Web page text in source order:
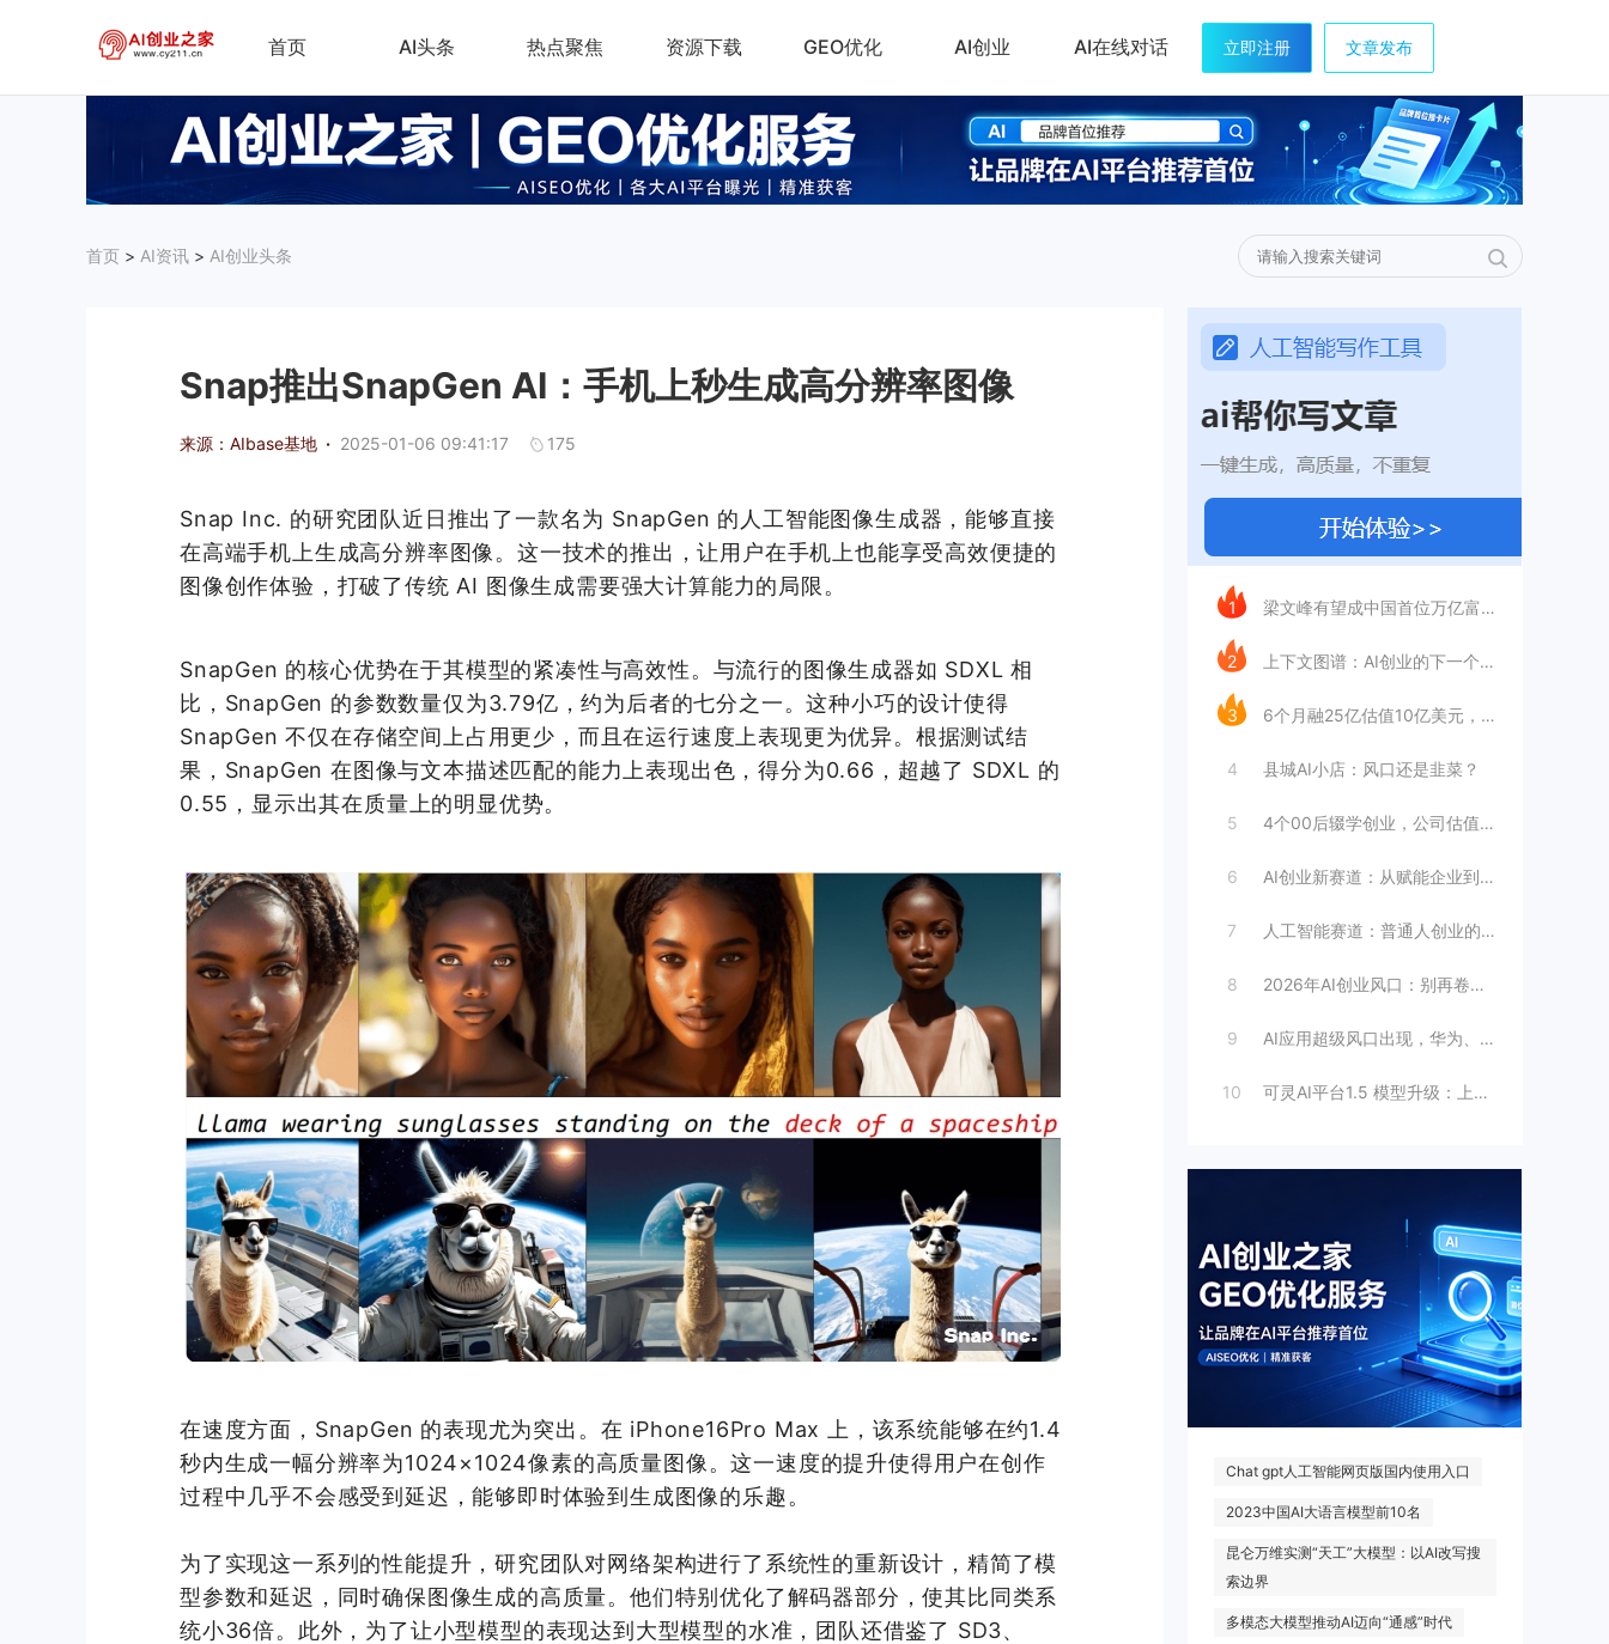
首页 AI头条 热点聚焦 资源下载 GEO优化 AI创业 AI在线对话 立即注册 文章发布
首页 > AI资讯 > AI创业头条
今日推荐
1 梁文峰有望成中国首位万亿富豪？AI理工男
2 上下文图谱：AI创业的下一个万亿赛道
3 6个月融25亿估值10亿美元，王长虎增长
4 县城AI小店：风口还是韭菜？
5 4个00后辍学创业，公司估值4099亿
6 AI创业新赛道：从赋能企业到赋能个人
7 人工智能赛道：普通人创业的合适选择
8 2026年AI创业风口：别再卷大模型
9 AI应用超级风口出现，华为、英伟达都入局
10 可灵AI平台1.5 模型升级：上线人脸模
Chat gpt人工智能网页版国内使用入口
2023中国AI大语言模型前10名
昆仑万维实测“天工”大模型：以AI改写搜
索边界
多模态大模型推动AI迈向“通感”时代
Snap推出SnapGen AI：手机上秒生成高分辨率图像
来源：AIbase基地 · 2025-01-06 09:41:17 175
Snap Inc. 的研究团队近日推出了一款名为 SnapGen 的人工智能图像生成器，能够直接
在高端手机上生成高分辨率图像。这一技术的推出，让用户在手机上也能享受高效便捷的
图像创作体验，打破了传统 AI 图像生成需要强大计算能力的局限。
SnapGen 的核心优势在于其模型的紧凑性与高效性。与流行的图像生成器如 SDXL 相
比，SnapGen 的参数数量仅为3.79亿，约为后者的七分之一。这种小巧的设计使得
SnapGen 不仅在存储空间上占用更少，而且在运行速度上表现更为优异。根据测试结
果，SnapGen 在图像与文本描述匹配的能力上表现出色，得分为0.66，超越了 SDXL 的
0.55，显示出其在质量上的明显优势。
在速度方面，SnapGen 的表现尤为突出。在 iPhone16Pro Max 上，该系统能够在约1.4
秒内生成一幅分辨率为1024×1024像素的高质量图像。这一速度的提升使得用户在创作
过程中几乎不会感受到延迟，能够即时体验到生成图像的乐趣。
为了实现这一系列的性能提升，研究团队对网络架构进行了系统性的重新设计，精简了模
型参数和延迟，同时确保图像生成的高质量。他们特别优化了解码器部分，使其比同类系
统小36倍。此外，为了让小型模型的表现达到大型模型的水准，团队还借鉴了 SD3、